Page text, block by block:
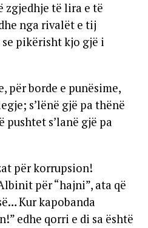
të lira e të
nga rivalët e tij
pikërisht kjo gjë i
për borde e punësime,
s’lënë gjë pa thënë
pushtet s’lanë gjë pa
për korrupsion!
për “hajni”, ata që
Kur kapobanda
edhe qorri e di sa është